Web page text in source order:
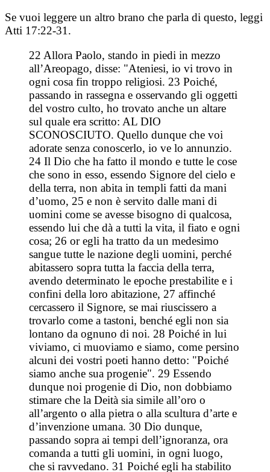
Se vuoi leggere un altro brano che parla di questo, leggi
Atti 17:22-31.
22 Allora Paolo, stando in piedi in mezzo
all’Areopago, disse: "Ateniesi, io vi trovo in
ogni cosa fin troppo religiosi. 23 Poiché,
passando in rassegna e osservando gli oggetti
del vostro culto, ho trovato anche un altare
sul quale era scritto: AL DIO
SCONOSCIUTO. Quello dunque che voi
adorate senza conoscerlo, io ve lo annunzio.
24 Il Dio che ha fatto il mondo e tutte le cose
che sono in esso, essendo Signore del cielo e
della terra, non abita in templi fatti da mani
d’uomo, 25 e non è servito dalle mani di
uomini come se avesse bisogno di qualcosa,
essendo lui che dà a tutti la vita, il fiato e ogni
cosa; 26 or egli ha tratto da un medesimo
sangue tutte le nazione degli uomini, perché
abitassero sopra tutta la faccia della terra,
avendo determinato le epoche prestabilite e i
confini della loro abitazione, 27 affinché
cercassero il Signore, se mai riuscissero a
trovarlo come a tastoni, benché egli non sia
lontano da ognuno di noi. 28 Poiché in lui
viviamo, ci muoviamo e siamo, come persino
alcuni dei vostri poeti hanno detto: "Poiché
siamo anche sua progenie". 29 Essendo
dunque noi progenie di Dio, non dobbiamo
stimare che la Deità sia simile all’oro o
all’argento o alla pietra o alla scultura d’arte e
d’invenzione umana. 30 Dio dunque,
passando sopra ai tempi dell’ignoranza, ora
comanda a tutti gli uomini, in ogni luogo,
che si ravvedano. 31 Poiché egli ha stabilito